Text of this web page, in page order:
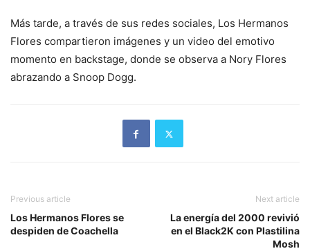
Más tarde, a través de sus redes sociales, Los Hermanos
Flores compartieron imágenes y un video del emotivo
momento en backstage, donde se observa a Nory Flores
abrazando a Snoop Dogg.
Previous article
Los Hermanos Flores se
despiden de Coachella
Next article
La energía del 2000 revivió
en el Black2K con Plastilina
Mosh